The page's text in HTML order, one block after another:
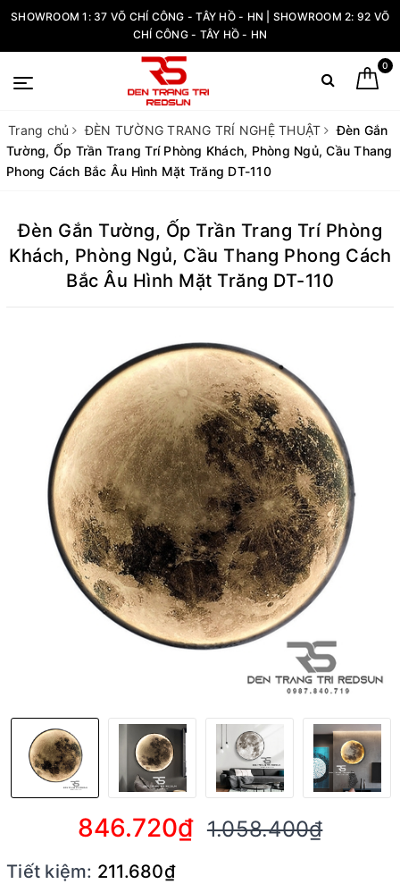
SHOWROOM 1: 37 VÕ CHÍ CÔNG - TÂY HỒ - HN | SHOWROOM 2: 92 VÕ
CHÍ CÔNG - TÂY HỒ - HN
0
Trang chủ ĐÈN TƯỜNG TRANG TRÍ NGHỆ THUẬT
Đèn Gắn
Tường, Ốp Trần Trang Trí Phòng Khách, Phòng Ngủ, Cầu Thang
Phong Cách Bắc Âu Hình Mặt Trăng DT-110
Đèn Gắn Tường, Ốp Trần Trang Trí Phòng
Khách, Phòng Ngủ, Cầu Thang Phong Cách
Bắc Âu Hình Mặt Trăng DT-110
846.720₫ 1.058.400₫
Tiết kiệm: 211.680₫